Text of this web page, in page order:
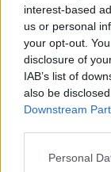
interest-based
us or personal
your opt-out.
disclosure of
IAB’s list of
also be
Downstream
Please note
Personal